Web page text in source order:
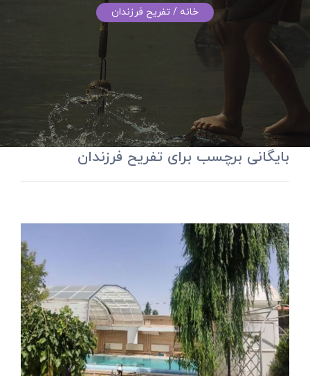
خانه / تفریح فرزندان
بایگانی برچسب برای تفریح فرزندان